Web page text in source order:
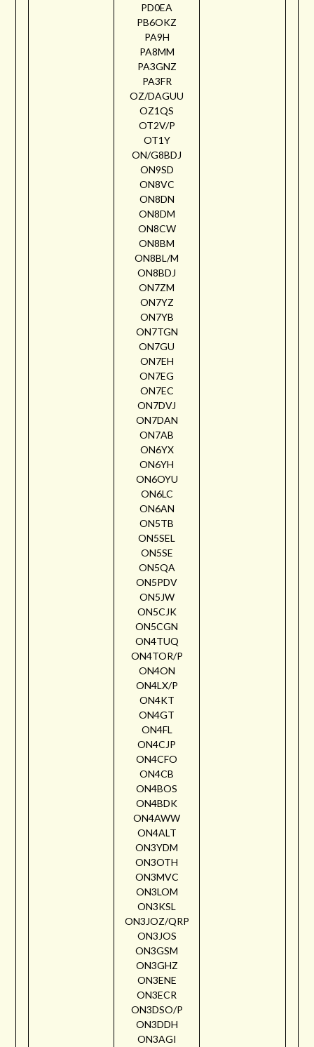
PD0EA
PB6OKZ
PA9H
PA8MM
PA3GNZ
PA3FR
OZ/DAGUU
OZ1QS
OT2V/P
OT1Y
ON/G8BDJ
ON9SD
ON8VC
ON8DN
ON8DM
ON8CW
ON8BM
ON8BL/M
ON8BDJ
ON7ZM
ON7YZ
ON7YB
ON7TGN
ON7GU
ON7EH
ON7EG
ON7EC
ON7DVJ
ON7DAN
ON7AB
ON6YX
ON6YH
ON6OYU
ON6LC
ON6AN
ON5TB
ON5SEL
ON5SE
ON5QA
ON5PDV
ON5JW
ON5CJK
ON5CGN
ON4TUQ
ON4TOR/P
ON4ON
ON4LX/P
ON4KT
ON4GT
ON4FL
ON4CJP
ON4CFO
ON4CB
ON4BOS
ON4BDK
ON4AWW
ON4ALT
ON3YDM
ON3OTH
ON3MVC
ON3LOM
ON3KSL
ON3JOZ/QRP
ON3JOS
ON3GSM
ON3GHZ
ON3ENE
ON3ECR
ON3DSO/P
ON3DDH
ON3AGI